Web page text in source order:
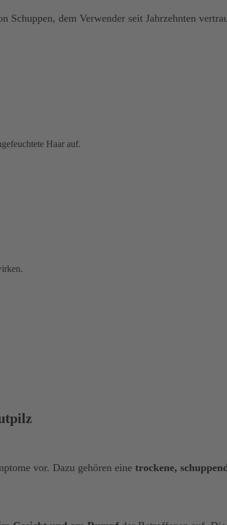
dem Verwender seit Jahrzehnten
Haar auf.
vor. Dazu gehören eine trockene,